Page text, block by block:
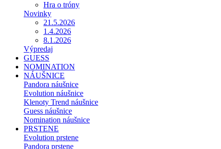
Hra o tróny
Novinky
21.5.2026
1.4.2026
8.1.2026
Výpredaj
GUESS
NOMINATION
NÁUŠNICE
Pandora náušnice
Evolution náušnice
Klenoty Trend náušnice
Guess náušnice
Nomination náušnice
PRSTENE
Evolution prstene
Pandora prstene